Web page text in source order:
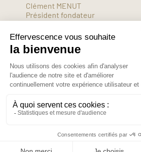
Clément MENUT
Président fondateur
Sa
expertise, son
être et savoir
de ses
moments de
qualités. ”